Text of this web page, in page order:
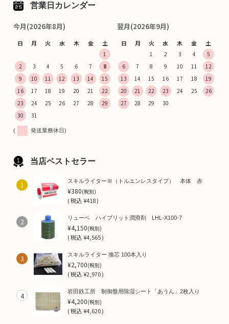
営業日カレンダー
今月(2026年8月)
日 月 火 水 木 金 土
1
2
3 4 5 6 7
8
9
10 11 12 13 14
15
16
17 18 19 20 21
22
23
24 25 26 27 28
29
30
31
翌月(2026年9月)
日 月 火 水 木 金 土
1 2 3 4
5
6
7 8 9 10 11
12
13
14 15 16 17 18
19
20
21 22 23 24 25
26
27
28 29 30
( 発送業務休日)
当店ベストセラー
1 スキルライターⅢ（トルエンレスタイプ） 本体 赤
¥380(税別)
(税込¥418 )
2 リューベ ハイブリット潤滑剤 LHL-X100-7
¥4,150(税別)
(税込¥4,565 )
3 スキルライター 換芯 100本入り
¥2,700(税別)
(税込¥2,970 )
4 岩田鉄工所 制御盤用除湿シート「あうん」2枚入り
¥4,200(税別)
(税込¥4,620 )